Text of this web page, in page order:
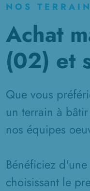
NOS
Achat
(02) et
Que vous
un terrain à
nos équipes
Bénéficiez d'une
choisissant le